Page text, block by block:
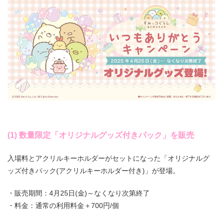
(1) 数量限定「オリジナルグッズ付きパック」を販売
入場料とアクリルキーホルダーがセットになった「オリジナルグ
ッズ付きパック(アクリルキーホルダー付き)」が登場。
・販売期間：4月25日(金)～なくなり次第終了
・料金：通常の利用料金＋700円/個